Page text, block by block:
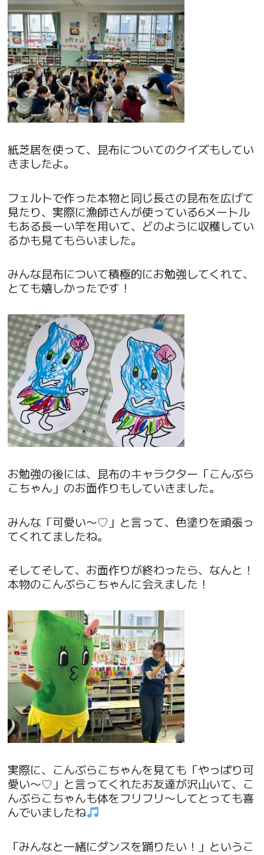
紙芝居を使って、昆布についてのクイズもしてい
きましたよ。
フェルトで作った本物と同じ長さの昆布を広げて
見たり、実際に漁師さんが使っている6メートル
もある長ーい竿を用いて、どのように収穫してい
るかも見てもらいました。
みんな昆布について積極的にお勉強してくれて、
とても嬉しかったです！
お勉強の後には、昆布のキャラクター「こんぶら
こちゃん」のお面作りもしていきました。
みんな「可愛い〜♡」と言って、色塗りを頑張っ
てくれてましたね。
そしてそして、お面作りが終わったら、なんと！
本物のこんぶらこちゃんに会えました！
実際に、こんぶらこちゃんを見ても「やっぱり可
愛い〜♡」と言ってくれたお友達が沢山いて、こ
んぶらこちゃんも体をフリフリ〜してとっても喜
んでいましたね
「みんなと一緒にダンスを踊りたい！」というこ